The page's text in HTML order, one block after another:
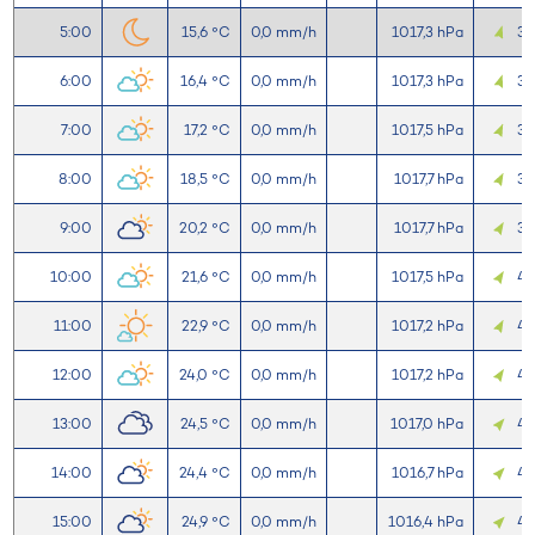
5:00 15,6 °C 0,0 mm/h 1017,3 hPa 3,1
6:00 16,4 °C 0,0 mm/h 1017,3 hPa
7:00 17,2 °C 0,0 mm/h 1017,5 hPa
8:00 18,5 °C 0,0 mm/h 1017,7 hPa
9:00 20,2 °C 0,0 mm/h 1017,7 hPa 3,9
10:00 21,6 °C 0,0 mm/h 1017,5 hPa
11:00 22,9 °C 0,0 mm/h 1017,2 hPa
12:00 24,0 °C 0,0 mm/h 1017,2 hPa
13:00 24,5 °C 0,0 mm/h 1017,0 hPa
14:00 24,4 °C 0,0 mm/h 1016,7 hPa
15:00 24,9 °C 0,0 mm/h 1016,4 hPa